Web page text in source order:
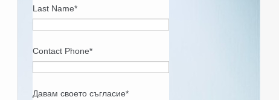
Last Name*
Contact Phone*
Давам своето съгласие*